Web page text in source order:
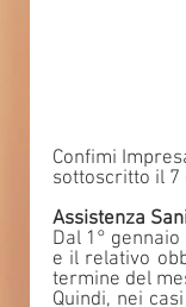
Confimi
sottoscritto il 7
Assistenza
Dal 1°
e il relativo
termine del
Quindi, nei